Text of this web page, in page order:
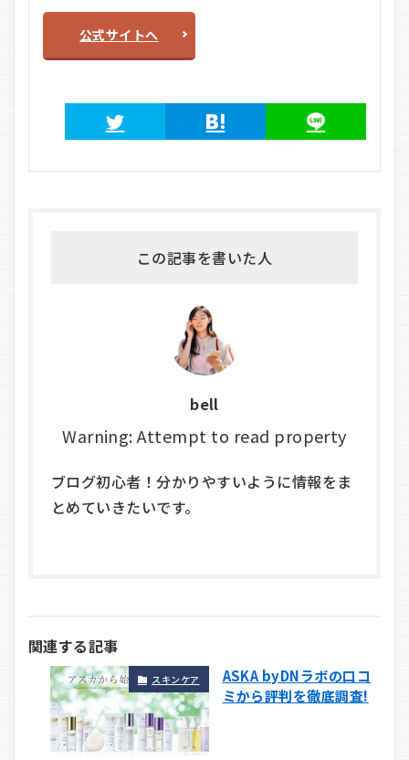
公式サイトへ
この記事を書いた人
bell
Warning: Attempt to read property
ブログ初心者！分かりやすいように情報をま
とめていきたいです。
関連する記事
スキンケア
ASKA byDNラボの口コ
ミから評判を徹底調査!